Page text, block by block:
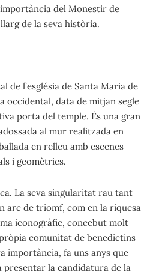
del Monestir de
de la seva història.
de l’església de Santa Maria de
occidental, data de mitjan segle
porta del temple. És una gran
al mur realitzada en
en relleu amb escenes
i geomètrics.
La seva singularitat rau tant
arc de triomf, com en la riquesa
iconogràfic, concebut molt
comunitat de benedictins
importància, fa uns anys que
presentar la candidatura de la